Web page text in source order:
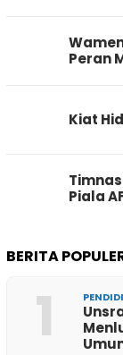
Peran
Kiat
Piala
BERITA
1